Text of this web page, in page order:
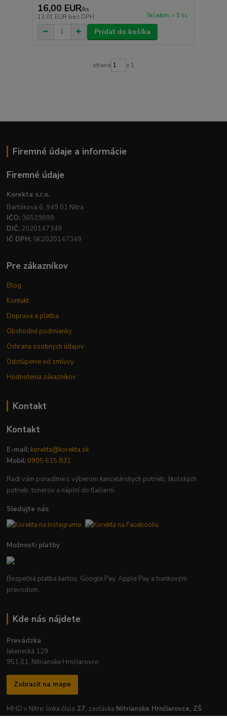
16,00 EUR/ks
13,01 EUR bez DPH Skladom > 5 ks
Pridať do košíka
strana z 1
Firemné údaje a informácie
Firemné údaje
Korekta s.r.o.
Bartókova 6, 949 01 Nitra
IČO: 36519898
DIČ: 2020147349
IČ DPH: SK2020147349
Pre zákazníkov
Blog
Kontakt
Doprava a platba
Obchodné podmienky
Ochrana osobných údajov
Odstúpenie od zmluvy
Hodnotenia zákazníkov
Kontakt
Kontakt
E-mail: korekta@korekta.sk
Mobil: 0905 615 831
Radi vám poradíme s výberom kancelárskych potrieb, školských
potrieb, tonerov a náplní do tlačiarní.
Sledujte nás
Možnosti platby
Bezpečná platba kartou, Google Pay, Apple Pay a bankovým
prevodom.
Kde nás nájdete
Prevádzka:
Jelenecká 129
951 01, Nitrianske Hrnčiarovce
Zobraziť na mape
MHD v Nitre: linka číslo 27, zastávka Nitrianske Hrnčiarovce, ZŠ